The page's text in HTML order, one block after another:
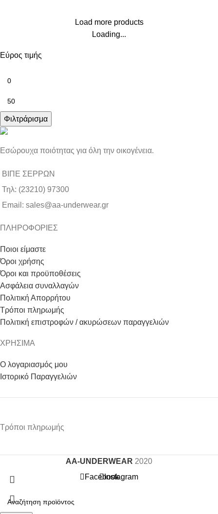
Εύρος τιμής
Φιλτράρισμα
Load more products
Loading...
Εσώρουχα ποιότητας για όλη την οικογένεια.
ΒΙΠΕ ΣΕΡΡΩΝ
Τηλ: (23210) 97300
Email: sales@aa-underwear.gr
ΠΛΗΡΟΦΟΡΙΕΣ
Ποιοι είμαστε
Όροι χρήσης
Όροι και προϋποθέσεις
Ασφάλεια συναλλαγών
Πολιτική Απορρήτου
Τρόποι πληρωμής
Πολιτική επιστροφών / ακυρώσεων παραγγελιών
ΧΡΗΣΙΜΑ
Ο λογαριασμός μου
Ιστορικό Παραγγελιών
Τρόποι πληρωμής
AA-UNDERWEAR 2020
FacebookInstagram